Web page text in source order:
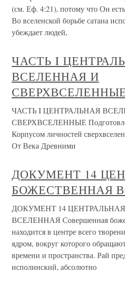
(см. Еф. 4:21), потому что Он
Во вселенской борьбе сатана
убеждает людей,
ЧАСТЬ I
ВСЕЛЕННАЯ И
ЧАСТЬ I ЦЕНТРАЛЬНАЯ
СВЕРХВСЕЛЕННЫЕ
Корпусом личностей
От Века Древними
ДОКУМЕНТ 14
БОЖЕСТВЕННАЯ
ДОКУМЕНТ 14
ВСЕЛЕННАЯ Совершенная
находится в центре всего
ядром, вокруг которого
времени и пространства. Рай
исполинский, абсолютно